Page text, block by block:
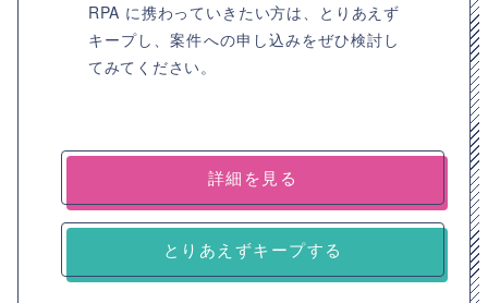
RPA に携わっていきたい方は、とりあえず
キープし、案件への申し込みをぜひ検討し
てみてください。
詳細を見る
とりあえずキープする